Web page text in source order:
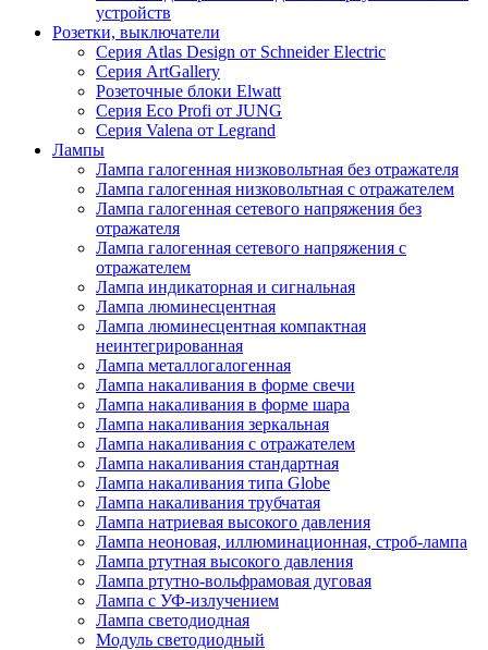
устройств
Розетки, выключатели
Серия Atlas Design от Schneider Electric
Серия ArtGallery
Розеточные блоки Elwatt
Серия Eco Profi от JUNG
Серия Valena от Legrand
Лампы
Лампа галогенная низковольтная без отражателя
Лампа галогенная низковольтная с отражателем
Лампа галогенная сетевого напряжения без
отражателя
Лампа галогенная сетевого напряжения с
отражателем
Лампа индикаторная и сигнальная
Лампа люминесцентная
Лампа люминесцентная компактная
неинтегрированная
Лампа металлогалогенная
Лампа накаливания в форме свечи
Лампа накаливания в форме шара
Лампа накаливания зеркальная
Лампа накаливания с отражателем
Лампа накаливания стандартная
Лампа накаливания типа Globe
Лампа накаливания трубчатая
Лампа натриевая высокого давления
Лампа неоновая, иллюминационная, строб-лампа
Лампа ртутная высокого давления
Лампа ртутно-вольфрамовая дуговая
Лампа с УФ-излучением
Лампа светодиодная
Модуль светодиодный